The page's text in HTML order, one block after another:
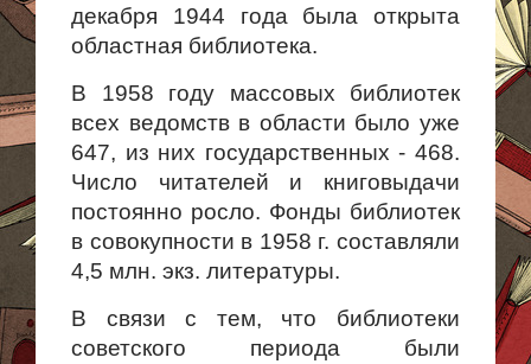
декабря 1944 года была открыта
област­ная библиотека.
В 1958 году массовых библиотек
всех ведомств в области было уже
647, из них государственных - 468.
Число читателей и книговыдачи
постоянно росло. Фонды библиотек
в совокупности в 1958 г. составляли
4,5 млн. экз. литературы.
В связи с тем, что библиотеки
советского периода были